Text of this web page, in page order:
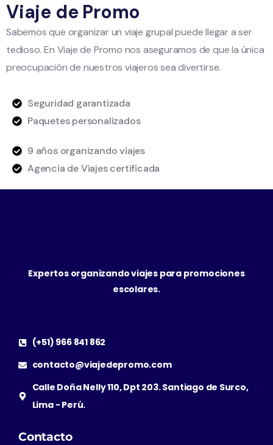
Viaje de Promo
Sabemos que organizar un viaje grupal puede llegar a ser
tedioso. En Viaje de Promo nos aseguramos de que la única
preocupación de nuestros viajeros sea divertirse.
Seguridad garantizada
Paquetes personalizados
9 años organizando viajes
Agencia de Viajes certificada
Expertos organizando viajes para promociones
escolares.
(+51) 966 841 862
contacto@viajedepromo.com
Calle Doña Nelly 110, Dpt 203. Santiago de Surco,
Lima - Perú.
Contacto